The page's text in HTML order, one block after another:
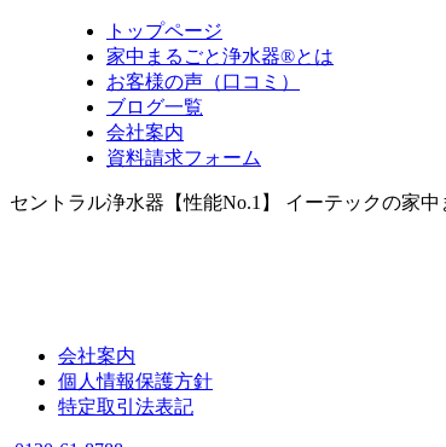
トップページ
家中まるごと浄水器®とは
お客様の声（口コミ）
ブログ一覧
会社案内
資料請求フォーム
セントラル浄水器【性能No.1】 イーテックの家
会社案内
個人情報保護方針
特定取引法表記